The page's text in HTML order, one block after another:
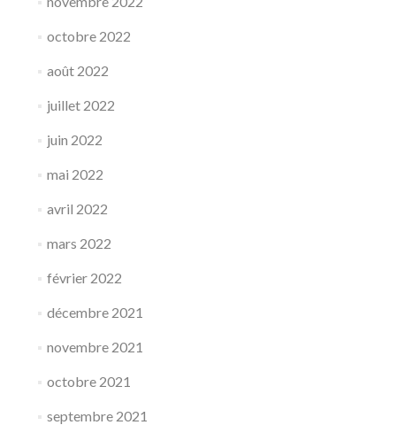
octobre 2022
août 2022
juillet 2022
juin 2022
mai 2022
avril 2022
mars 2022
février 2022
décembre 2021
novembre 2021
octobre 2021
septembre 2021